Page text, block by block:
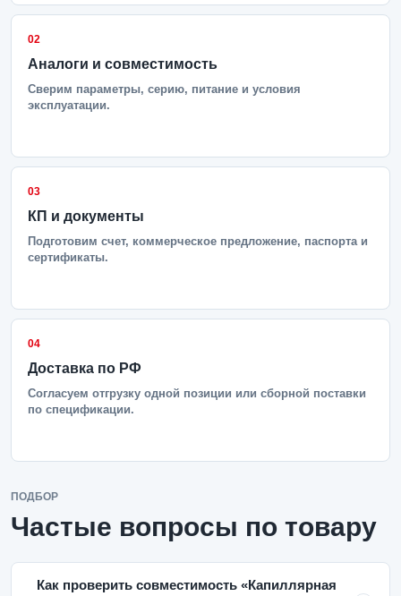
02
Аналоги и совместимость
Сверим параметры, серию, питание и условия
эксплуатации.
03
КП и документы
Подготовим счет, коммерческое предложение, паспорта и
сертификаты.
04
Доставка по РФ
Согласуем отгрузку одной позиции или сборной поставки
по спецификации.
ПОДБОР
Частые вопросы по товару
Как проверить совместимость «Капиллярная